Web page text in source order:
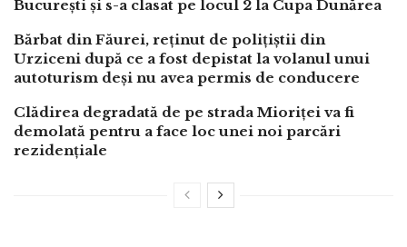
București și s-a clasat pe locul 2 la Cupa Dunărea
Bărbat din Făurei, reținut de polițiștii din
Urziceni după ce a fost depistat la volanul unui
autoturism deși nu avea permis de conducere
Clădirea degradată de pe strada Mioriței va fi
demolată pentru a face loc unei noi parcări
rezidențiale